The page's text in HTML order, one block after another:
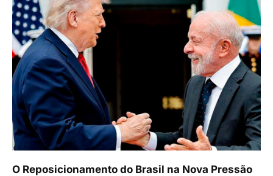
O Reposicionamento do Brasil na Nova Pressão